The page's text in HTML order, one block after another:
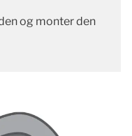
og monter den